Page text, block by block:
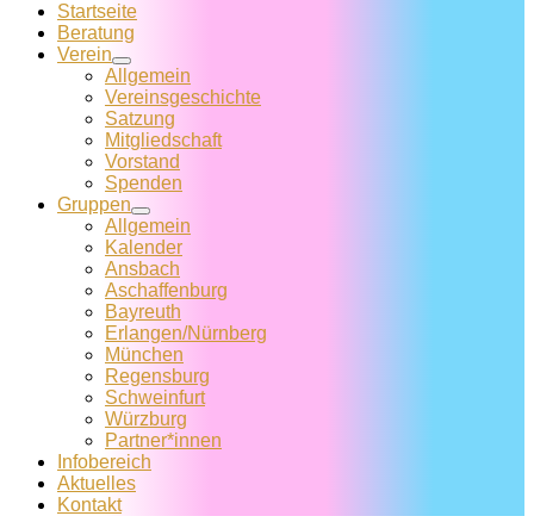
Startseite
Beratung
Verein
Allgemein
Vereins­geschichte
Satzung
Mitglied­schaft
Vorstand
Spenden
Gruppen
Allgemein
Kalender
Ansbach
Aschaffenburg
Bayreuth
Erlangen/Nürnberg
München
Regensburg
Schweinfurt
Würzburg
Partner*innen
Infobereich
Aktuelles
Kontakt